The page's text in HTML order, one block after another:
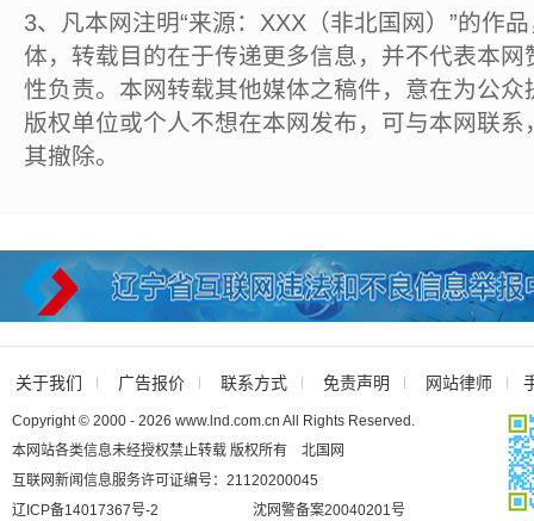
3、凡本网注明“来源：XXX（非北国网）”的作
体，转载目的在于传递更多信息，并不代表本
性负责。本网转载其他媒体之稿件，意在为公
版权单位或个人不想在本网发布，可与本网联
其撤除。
关于我们 广告报价 联系方式 免责声明 网站律师
Copyright © 2000 - 2026 www.lnd.com.cn All Rights Reserved.
本网站各类信息未经授权禁止转载 版权所有 北国网
互联网新闻信息服务许可证编号：21120200045
辽ICP备14017367号-2
沈网警备案20040201号